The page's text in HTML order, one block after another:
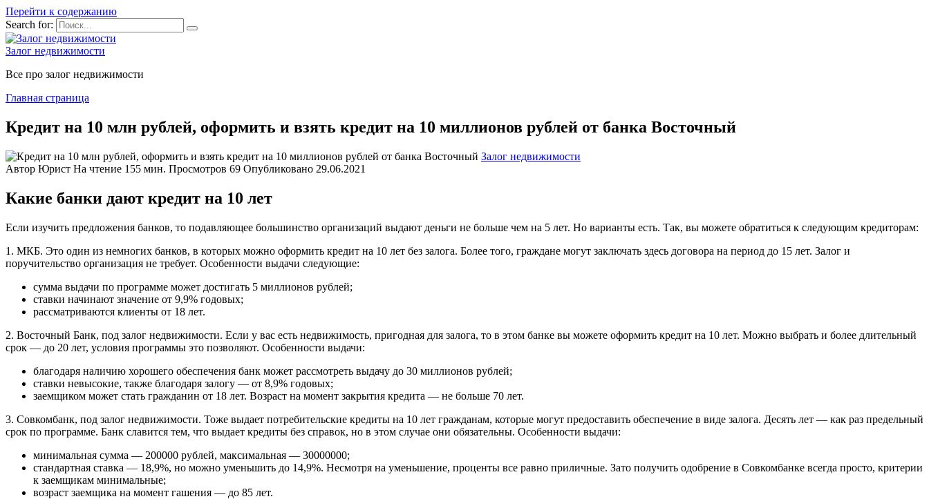
Перейти к содержанию
Search for:
Залог недвижимости
Все про залог недвижимости
Главная страница
Кредит на 10 млн рублей, оформить и взять кредит на 10 миллионов рублей от банка Восточный
Залог недвижимости
Автор Юрист На чтение 155 мин. Просмотров 69 Опубликовано 29.06.2021
Какие банки дают кредит на 10 лет
Если изучить предложения банков, то подавляющее большинство организаций выдают деньги не больше чем на 5 лет. Но варианты есть. Так, вы можете обратиться к следующим кредиторам:
1. МКБ. Это один из немногих банков, в которых можно оформить кредит на 10 лет без залога. Более того, граждане могут заключать здесь договора на период до 15 лет. Залог и
поручительство организация не требует. Особенности выдачи следующие:
сумма выдачи по программе может достигать 5 миллионов рублей;
ставки начинают значение от 9,9% годовых;
рассматриваются клиенты от 18 лет.
2. Восточный Банк, под залог недвижимости. Если у вас есть недвижимость, пригодная для залога, то в этом банке вы можете оформить кредит на 10 лет. Можно выбрать и более длительный
срок — до 20 лет, условия программы это позволяют. Особенности выдачи:
благодаря наличию хорошего обеспечения банк может рассмотреть выдачу до 30 миллионов рублей;
ставки невысокие, также благодаря залогу — от 8,9% годовых;
заемщиком может стать гражданин от 18 лет. Возраст на момент закрытия кредита — не больше 70 лет.
3. Совкомбанк, под залог недвижимости. Тоже выдает потребительские кредиты на 10 лет гражданам, которые могут предоставить обеспечение в виде залога. Десять лет — как раз предельный
срок по программе. Банк славится тем, что выдает кредиты без справок, но в этом случае они обязательны. Особенности выдачи:
минимальная сумма — 200000 рублей, максимальная — 30000000;
стандартная ставка — 18,9%, но можно уменьшить до 14,9%. Несмотря на уменьшение, проценты все равно приличные. Зато получить одобрение в Совкомбанке всегда просто, критерии
к заемщикам минимальные;
возраст заемщика на момент гашения — до 85 лет.